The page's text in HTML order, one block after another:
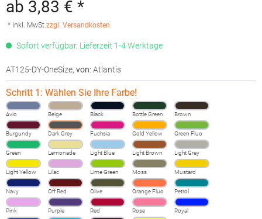
ab 3,83 € *
* inkl. MwSt.zzgl. Versandkosten
Sofort verfügbar, Lieferzeit 1-4 Werktage
AT125-DY-OneSize, von: Atlantis
Schritt 1: Wählen Sie Ihre Farbe!
Avio Beige Black Bottle Green Brown
Burgundy Dark Grey Fuchsia Gold Yellow Green Fluo
Green Lemonade Light Blue Light Brown Light Grey
Light Yellow Lilac Lime Green Moss Mustard
Navy Off Red Olive Orange Fluo Petrol
Pink Purple Red Rose Royal